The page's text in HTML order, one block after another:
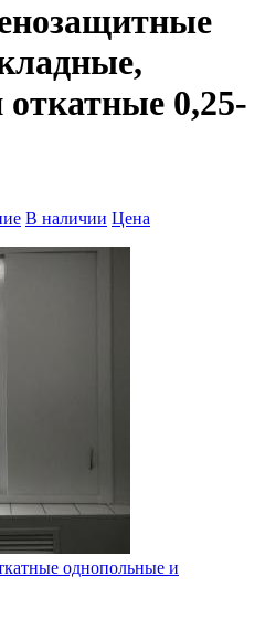
0,25-
В наличии Цена
однопольные и